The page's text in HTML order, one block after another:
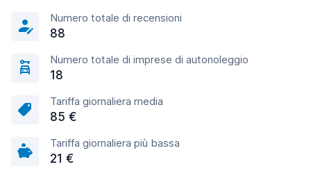
Numero totale di recensioni
88
Numero totale di imprese di autonoleggio
18
Tariffa giornaliera media
85 €
Tariffa giornaliera più bassa
21 €